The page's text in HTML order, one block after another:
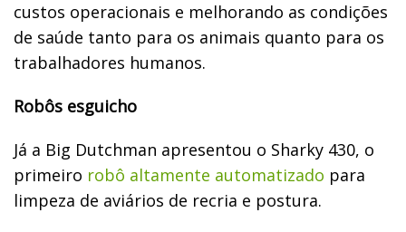
custos operacionais e melhorando as condições
de saúde tanto para os animais quanto para os
trabalhadores humanos.
Robôs esguicho
Já a Big Dutchman apresentou o Sharky 430, o
primeiro robô altamente automatizado para
limpeza de aviários de recria e postura.